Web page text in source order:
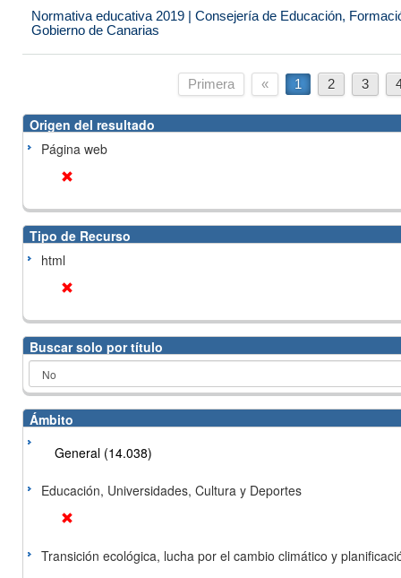
Normativa educativa 2019 | Consejería de Educación,
Gobierno de Canarias
Primera « 1 2 3
Origen del resultado
Página web
Tipo de Recurso
html
Buscar solo por título
Ámbito
General (14.038)
Educación, Universidades, Cultura y Deportes
Transición ecológica, lucha por el cambio climático y